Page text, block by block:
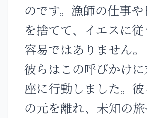
のです。漁師の仕事
を捨てて、イエスに
容易ではありません。
彼らはこの呼びかけ
座に行動しました。
の元を離れ、未知の